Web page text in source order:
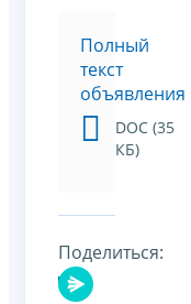
Полный
текст
объявления
DOC (35
КБ)
Поделиться: